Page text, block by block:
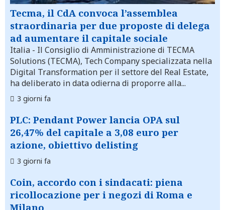
Tecma, il CdA convoca l’assemblea
straordinaria per due proposte di delega
ad aumentare il capitale sociale
Italia - Il Consiglio di Amministrazione di TECMA
Solutions (TECMA), Tech Company specializzata nella
Digital Transformation per il settore del Real Estate,
ha deliberato in data odierna di proporre alla...
3 giorni fa
PLC: Pendant Power lancia OPA sul
26,47% del capitale a 3,08 euro per
azione, obiettivo delisting
3 giorni fa
Coin, accordo con i sindacati: piena
ricollocazione per i negozi di Roma e
Milano